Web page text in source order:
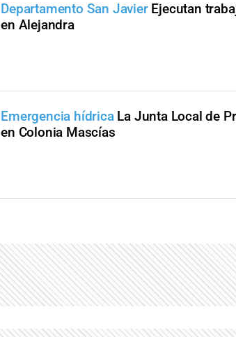
Departamento San Javier Ejecutan
en Alejandra
Emergencia hídrica La Junta Local de
en Colonia Mascías